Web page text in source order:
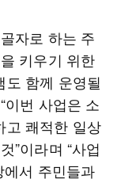
자로 하는 주
키우기 위한
도 함께 운영될
이번 사업은 소
고 쾌적한 일상
”이라며 “사업
서 주민들과